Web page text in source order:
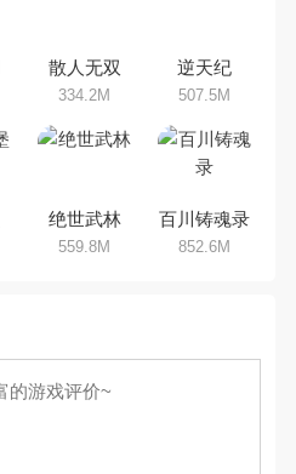
角色扮演手机游戏合集，欢迎大家
前来选择下载体验
散人无双
334.2M
逆天纪
507.5M
绝世武林
559.8M
百川铸魂录
852.6M